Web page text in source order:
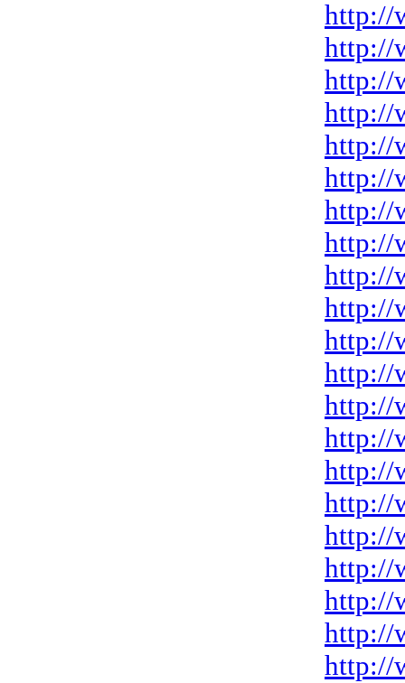
http://
http://
http://
http://
http://
http://
http://
http://
http://
http://
http://
http://
http://
http://
http://
http://
http://
http://
http://
http://
http://